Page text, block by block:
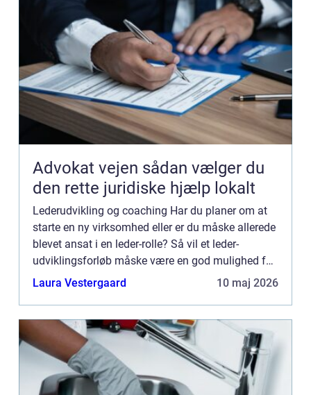
Advokat vejen sådan vælger du
den rette juridiske hjælp lokalt
Lederudvikling og coaching Har du planer om at
starte en ny virksomhed eller er du måske allerede
blevet ansat i en leder-rolle? Så vil et leder-
udviklingsforløb måske være en god mulighed for
dig, til at udvikle dine evner og talenter. Dette vil
Laura Vestergaard 10 maj 2026